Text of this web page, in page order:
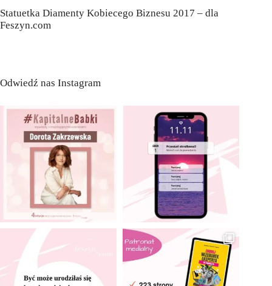
Statuetka Diamenty Kobiecego Biznesu 2017 – dla
Feszyn.com
Odwiedź nas Instagram